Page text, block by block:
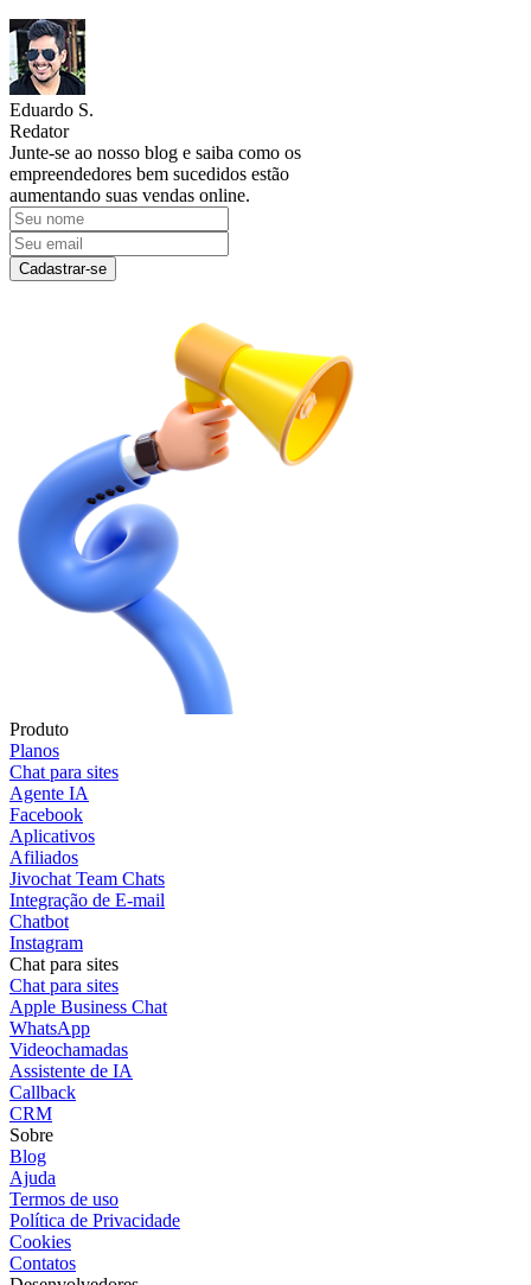
Eduardo S.
Redator
Junte-se ao nosso blog e saiba como os
empreendedores bem sucedidos estão
aumentando suas vendas online.
Cadastrar-se
Produto
Planos
Chat para sites
Agente IA
Facebook
Aplicativos
Afiliados
Jivochat Team Chats
Integração de E-mail
Chatbot
Instagram
Chat para sites
Chat para sites
Apple Business Chat
WhatsApp
Videochamadas
Assistente de IA
Callback
CRM
Sobre
Blog
Ajuda
Termos de uso
Política de Privacidade
Cookies
Contatos